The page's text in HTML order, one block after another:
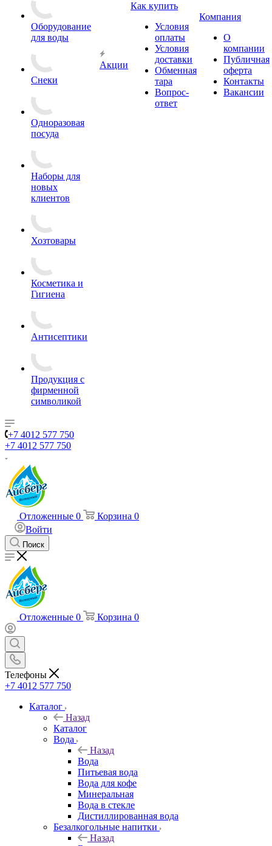
Оборудование
для воды
Снеки
Одноразовая
посуда
Наборы для
новых
клиентов
Хозтовары
Косметика и
Гигиена
Антисептики
Продукция с
фирменной
символикой
Акции
Как купить
Условия
оплаты
Условия
доставки
Обменная
тара
Вопрос-
ответ
Компания
О
компании
Публичная
оферта
Контакты
Вакансии
+7 4012 577 750
+7 4012 577 750
Отложенные 0 Корзина 0
Войти
Поиск
Отложенные 0 Корзина 0
Телефоны
+7 4012 577 750
Каталог
Назад
Каталог
Вода
Назад
Вода
Питьевая вода
Вода для кофе
Минеральная
Вода в стекле
Дистиллированная вода
Безалкогольные напитки
Назад